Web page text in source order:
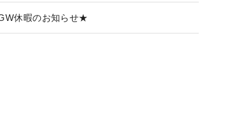
休暇のお知らせ★